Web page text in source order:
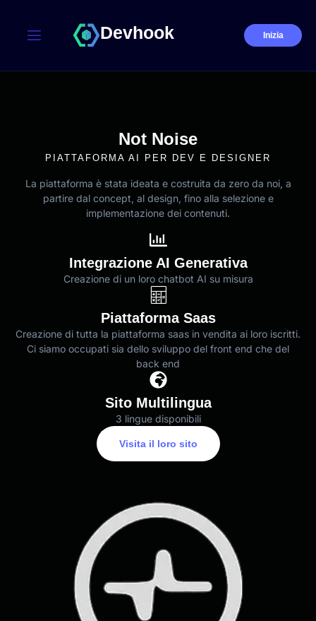
Devhook Inizia
Not Noise
PIATTAFORMA AI PER DEV E DESIGNER
La piattaforma è stata ideata e costruita da zero da noi, a
partire dal concept, al design, fino alla selezione e
implementazione dei contenuti.
Integrazione AI Generativa
Creazione di un loro chatbot AI su misura
Piattaforma Saas
Creazione di tutta la piattaforma saas in vendita ai loro iscritti.
Ci siamo occupati sia dello sviluppo del front end che del
back end
Sito Multilingua
3 lingue disponibili
Visita il loro sito